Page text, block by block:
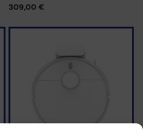
309,00 €